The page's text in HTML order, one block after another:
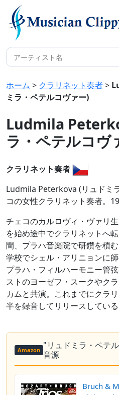
ホーム > クラリネット奏者>
ミラ・ペテルコヴァー)
Ludmila
ラ・ペテルコヴ
クラリネット奏者
Ludmila Peterkova (リュドミ
コの女性クラリネット奏者。
チェコのカルロヴィ・ヴァリ
を始め途中でクラリネットへ
間、プラハ音楽院で研鑽を積
学校でシェル・アリニョンに
プラハ・フィルハーモニー管
ストのヨーゼフ・スークやク
カムと共演。これまでにクラ
半を録音してリリースしている
Amazon "リュドミラ・ペテ
音源
Bruch &